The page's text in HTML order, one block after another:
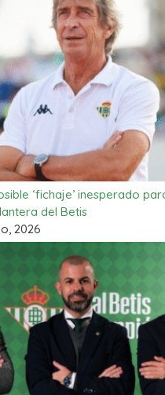
‘fichaje’ inesperado
del Betis
2026